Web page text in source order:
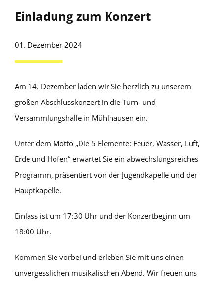
Einladung zum Konzert
01. Dezember 2024
Am 14. Dezember laden wir Sie herzlich zu unserem
großen Abschlusskonzert in die Turn- und
Versammlungshalle in Mühlhausen ein.
Unter dem Motto „Die 5 Elemente: Feuer, Wasser, Luft,
Erde und Hofen“ erwartet Sie ein abwechslungsreiches
Programm, präsentiert von der Jugendkapelle und der
Hauptkapelle.
Einlass ist um 17:30 Uhr und der Konzertbeginn um
18:00 Uhr.
Kommen Sie vorbei und erleben Sie mit uns einen
unvergesslichen musikalischen Abend. Wir freuen uns